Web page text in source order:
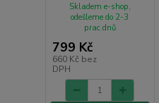
799 Kč
660 Kč bez
DPH
Skladem e-shop,
odešleme do 2-3
prac.dnů